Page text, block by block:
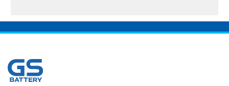
(1.5) 2020-2024/ Xpander Cross (1.5) 2010-2021/
Xpander GT (1.5) 2010-2021/ Yaris (1.5) 2006-2012/